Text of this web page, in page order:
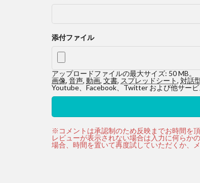
添付ファイル
アップロードファイルの最大サイズ: 50 MB。
画像, 音声, 動画, 文書, スプレッドシート, 対話
Youtube、Facebook、Twitter および他サー